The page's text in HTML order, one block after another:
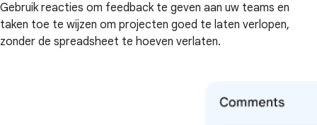
Gebruik reacties om feedback te geven aan uw teams en
taken toe te wijzen om projecten goed te laten verlopen,
zonder de spreadsheet te hoeven verlaten.